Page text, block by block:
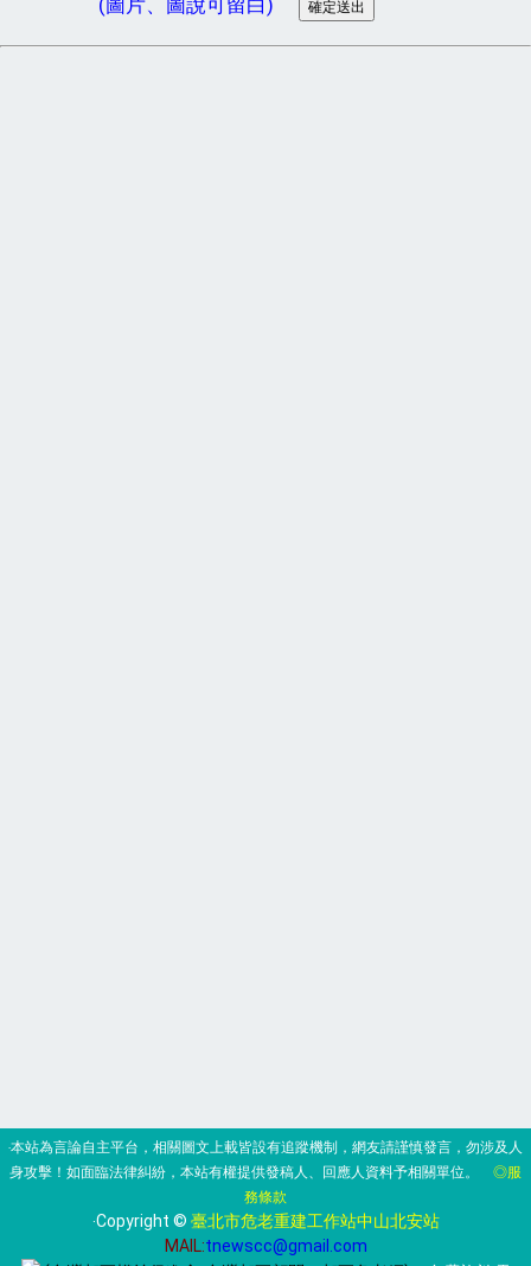
(圖片、圖說可留白)
‧本站為言論自主平台，相關圖文上載皆設有追蹤機制，網友請謹慎發言，勿涉及人
身攻擊！如面臨法律糾紛，本站有權提供發稿人、回應人資料予相關單位。 ◎服
務條款
‧Copyright © 臺北市危老重建工作站中山北安站
MAIL:tnewscc@gmail.com